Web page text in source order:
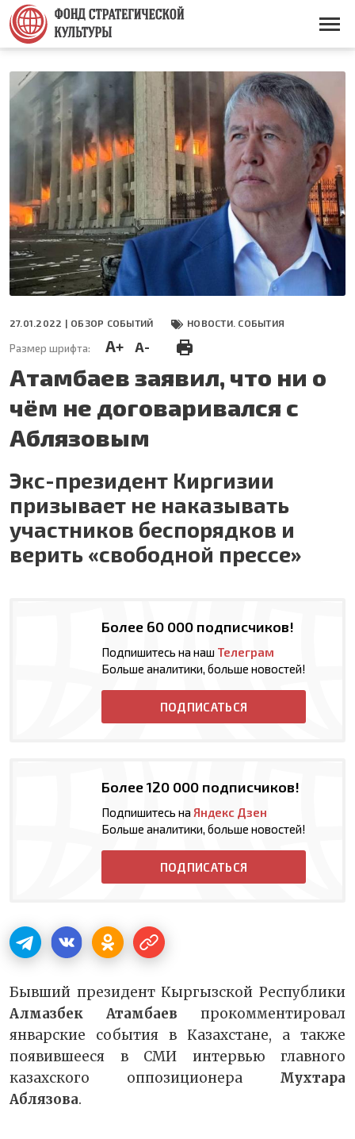
Перейти
основному
содержанию
Основная
27.01.2022 | ОБЗОР СОБЫТИЙ НОВОСТИ. СОБЫТИЯ
Размер шрифта: A+ A-
Атамбаев заявил, что ни о
чём не договаривался с
Аблязовым
Экс-президент Киргизии
призывает не наказывать
участников беспорядков и
верить «свободной прессе»
Более 60 000 подписчиков!
Подпишитесь на наш Телеграм
Больше аналитики, больше новостей!
ПОДПИСАТЬСЯ
Более 120 000 подписчиков!
Подпишитесь на Яндекс Дзен
Больше аналитики, больше новостей!
ПОДПИСАТЬСЯ
Бывший президент Кыргызской Республики
Алмазбек Атамбаев прокомментировал
январские события в Казахстане, а также
появившееся в СМИ интервью главного
казахского оппозиционера Мухтара
Аблязова.